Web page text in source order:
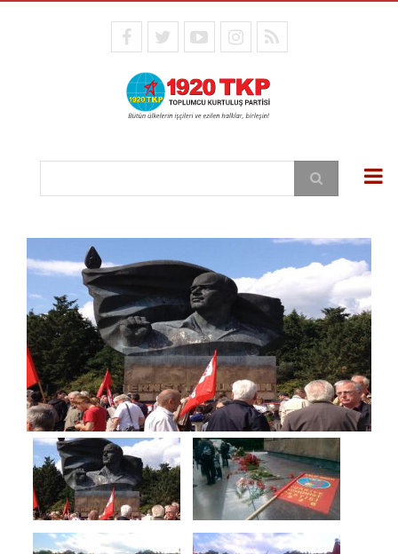
facebooktwitteryoutubeinstagram
RSS
Ara